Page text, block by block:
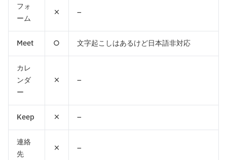
フォ
ーム
× –
Meet ○ 文字起こしはあるけど日本語非対応
カレ
ンダ
ー
× –
Keep × –
連絡
先
× –